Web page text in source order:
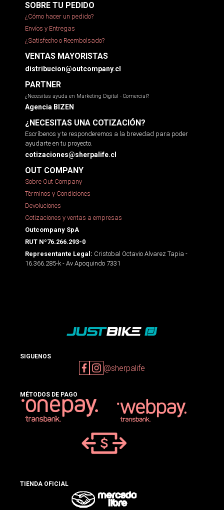
SOBRE TU PEDIDO
¿Cómo hacer un pedido?
Envíos y Entregas
¿Satisfecho o Reembolsado?
VENTAS MAYORISTAS
distribucion@outcompany.cl
PARTNER
¿Necesitas ayuda en Marketing Digital - Comercial?
Agencia BIZEN
¿NECESITAS UNA COTIZACIÓN?
Escríbenos y te responderemos a la brevedad para poder
ayudarte en tu proyecto.
cotizaciones@sherpalife.cl
OUT COMPANY
Sobre Out Company
Términos y Condiciones
Devoluciones
Cotizaciones y ventas a empresas
Outcompany SpA
RUT Nº76.266.293-0
Representante Legal: Cristobal Octavio Alvarez Tapia -
16.366.285-k - Av Apoquindo 7331
SIGUENOS
@sherpalife
MÉTODOS DE PAGO
TIENDA OFICIAL